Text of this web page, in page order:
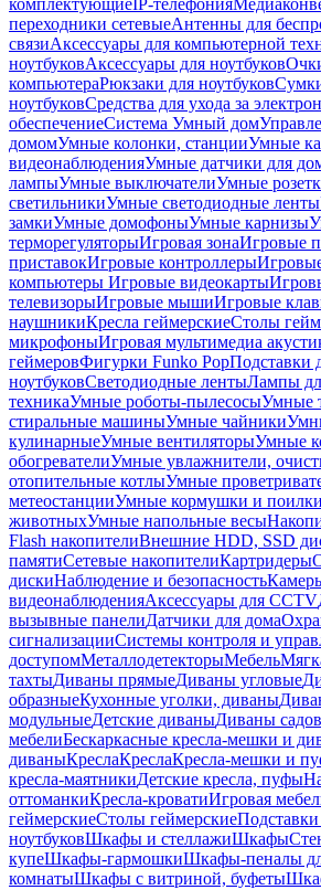
комплектующиеIP-телефония
переходники сетевыеАнтенны для
связиАксессуары для компьютерной
ноутбуковАксессуары для ноутбуков
компьютераРюкзаки для ноутбуков
ноутбуковСредства для ухода за
обеспечениеСистема Умный дом
домомУмные колонки, станцииУмные
видеонаблюденияУмные датчики для
лампыУмные выключателиУмные
светильникиУмные светодиодные ленты
замкиУмные домофоныУмные карнизы
терморегуляторыИгровая зонаИгровые
приставокИгровые контроллеры
компьютеры Игровые видеокарты
телевизорыИгровые мышиИгровые
наушникиКресла геймерскиеСтолы
микрофоныИгровая мультимедиа
геймеровФигурки Funko PopПодставки
ноутбуковСветодиодные лентыЛампы
техникаУмные роботы-пылесосыУмные
стиральные машиныУмные чайники
кулинарныеУмные вентиляторыУмные
обогревателиУмные увлажнители,
отопительные котлыУмные
метеостанцииУмные кормушки и
животныхУмные напольные весы
Flash накопителиВнешние HDD, SSD
памятиСетевые накопителиКартридеры
дискиНаблюдение и безопасность
видеонаблюденияАксессуары для CCTV
вызывные панелиДатчики для дома
сигнализацииСистемы контроля и
доступомМеталлодетекторыМебель
тахтыДиваны прямыеДиваны угловые
образныеКухонные уголки, диваны
модульныеДетские диваныДиваны
мебелиБескаркасные кресла-мешки и
диваныКреслаКреслаКресла-мешки и
кресла-маятникиДетские кресла, пуфы
оттоманкиКресла-кроватиИгровая
геймерскиеСтолы геймерскиеПодставки
ноутбуковШкафы и стеллажиШкафы
купеШкафы-гармошкиШкафы-пеналы
комнатыШкафы с витриной, буфеты